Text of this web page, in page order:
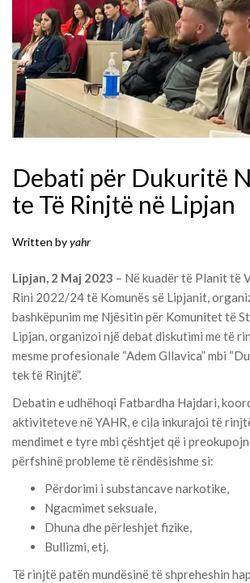
Debati për Dukuritë
te Të Rinjtë në Lipjan
Written byyahr
Lipjan, 2 Maj 2023 – Në kuadër të Planit të
Rini 2022/24 të Komunës së Lipjanit,
bashkëpunim me Njësitin për Komunitet të
Lipjan, organizoi një debat diskutimi me të
mesme profesionale “Adem Gllavica” mbi
tek të Rinjtë”.
Debatin e udhëhoqi Fatbardha Hajdari,
aktiviteteve në YAHR, e cila inkurajoi të
mendimet e tyre mbi çështjet që i
përfshinë probleme të rëndësishme si:
Përdorimi i substancave narkotike,
Ngacmimet seksuale,
Dhuna dhe përleshjet fizike,
Bullizmi, etj.
Të rinjtë patën mundësinë të shpreheshin